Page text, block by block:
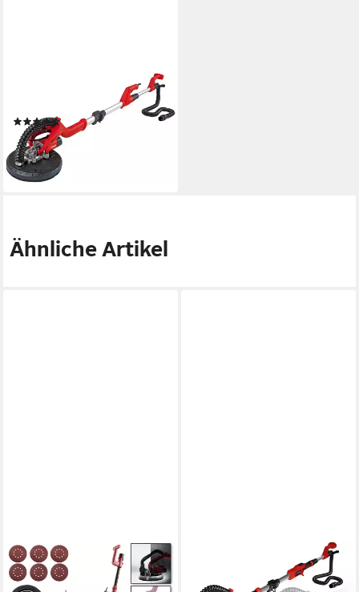
Deckenschleifer TC-DW 225
(8)
129,95 € UVP
-20%
lieferbar - in 3-4 Werktagen bei dir
Ähnliche Artikel
AREBOS
Deckenschleifer
Trockenbauschleifer TE-DW